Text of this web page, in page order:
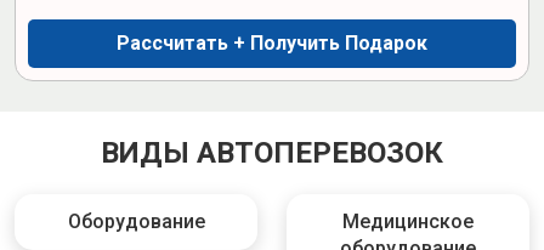
Рассчитать + Получить Подарок
ВИДЫ АВТОПЕРЕВОЗОК
Оборудование
Медицинское